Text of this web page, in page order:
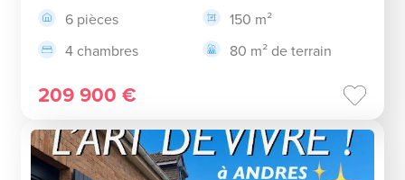
6 pièces
150 m²
4 chambres
80 m² de terrain
209 900 €